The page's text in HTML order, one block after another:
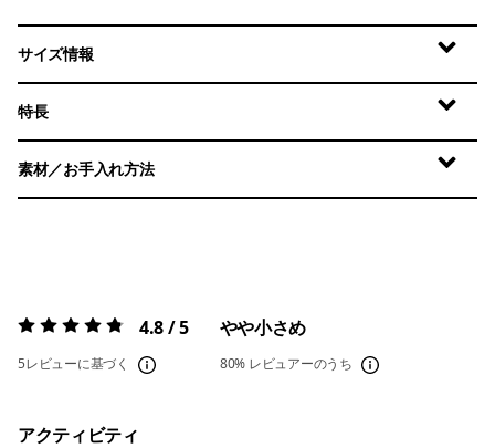
サイズ情報
特長
素材／お手入れ方法
評価:4.8 / 5 4.8 / 5
5レビューに基づく
やや小さめ
80% レビュアーのうち
アクティビティ